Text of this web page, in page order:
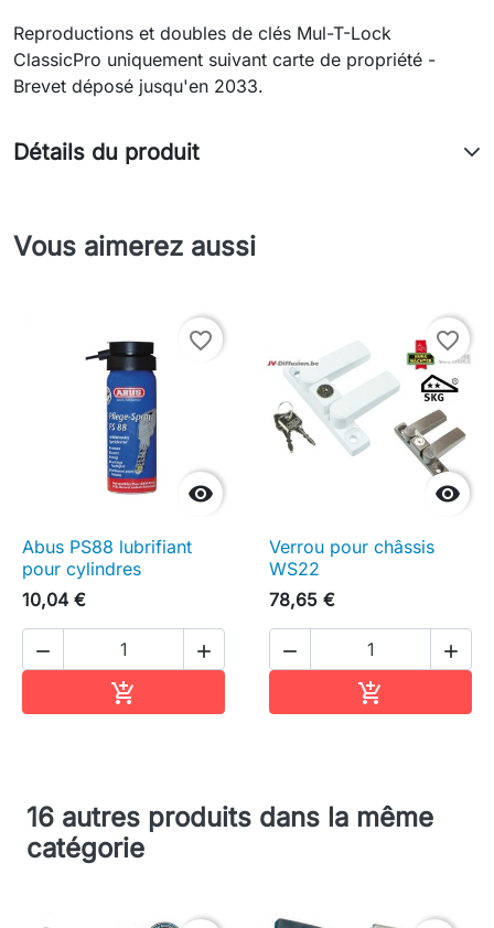
Reproductions et doubles de clés Mul-T-Lock
ClassicPro uniquement suivant carte de propriété -
Brevet déposé jusqu'en 2033.
Détails du produit
Vous aimerez aussi

favorite_border
Abus PS88 lubrifiant
pour cylindres
10,04 €
 


favorite_border
Verrou pour châssis
WS22
78,65 €
 

16 autres produits dans la même
catégorie